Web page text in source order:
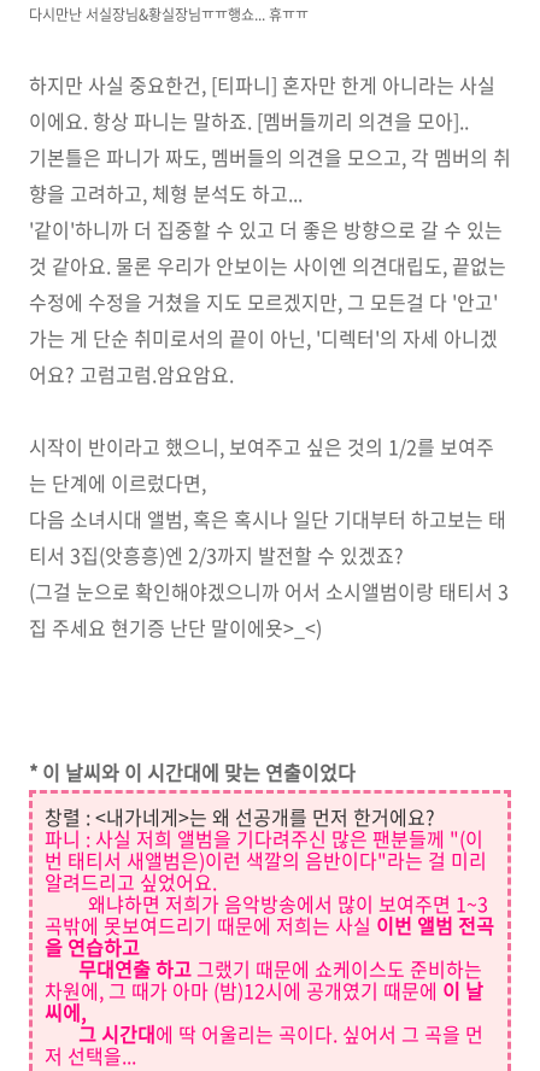
다시만난 서실장님&황실장님ㅠㅠ행쇼... 휴ㅠㅠ
하지만 사실 중요한건, [티파니] 혼자만 한게 아니라는 사실
이에요. 항상 파니는 말하죠. [멤버들끼리 의견을 모아]..
기본틀은 파니가 짜도, 멤버들의 의견을 모으고, 각 멤버의 취
향을 고려하고, 체형 분석도 하고...
'같이'하니까 더 집중할 수 있고 더 좋은 방향으로 갈 수 있는
것 같아요. 물론 우리가 안보이는 사이엔 의견대립도, 끝없는
수정에 수정을 거쳤을 지도 모르겠지만, 그 모든걸 다 '안고'
가는 게 단순 취미로서의 끝이 아닌, '디렉터'의 자세 아니겠
어요? 고럼고럼.암요암요.
시작이 반이라고 했으니, 보여주고 싶은 것의 1/2를 보여주
는 단계에 이르렀다면,
다음 소녀시대 앨범, 혹은 혹시나 일단 기대부터 하고보는 태
티서 3집(앗흥흥)엔 2/3까지 발전할 수 있겠죠?
(그걸 눈으로 확인해야겠으니까 어서 소시앨범이랑 태티서 3
집 주세요 현기증 난단 말이에욧>_<)
* 이 날씨와 이 시간대에 맞는 연출이었다
창렬 : <내가네게>는 왜 선공개를 먼저 한거에요?
파니 : 사실 저희 앨범을 기다려주신 많은 팬분들께 "(이
번 태티서 새앨범은)이런 색깔의 음반이다"라는 걸 미리
알려드리고 싶었어요.
왜냐하면 저희가 음악방송에서 많이 보여주면 1~3
곡밖에 못보여드리기 때문에 저희는 사실 이번 앨범 전곡
을 연습하고
무대연출 하고 그랬기 때문에 쇼케이스도 준비하는
차원에, 그 때가 아마 (밤)12시에 공개였기 때문에 이 날
씨에,
그 시간대에 딱 어울리는 곡이다. 싶어서 그 곡을 먼
저 선택을...